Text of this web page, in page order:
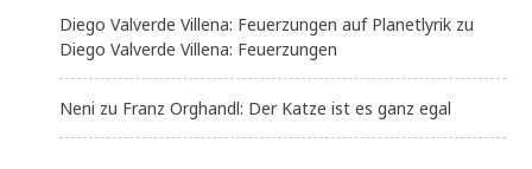
Diego Valverde Villena: Feuerzungen auf Planetlyrik zu
Diego Valverde Villena: Feuerzungen
Neni zu Franz Orghandl: Der Katze ist es ganz egal